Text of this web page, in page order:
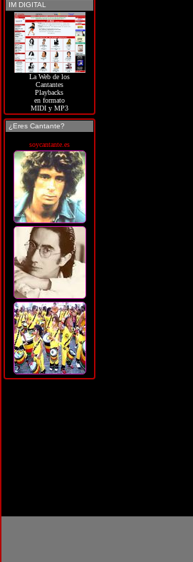
IM DIGITAL
La Web de los
Cantantes
Playbacks
en formato
MIDI y MP3
¿Eres Cantante?
soycantante.es